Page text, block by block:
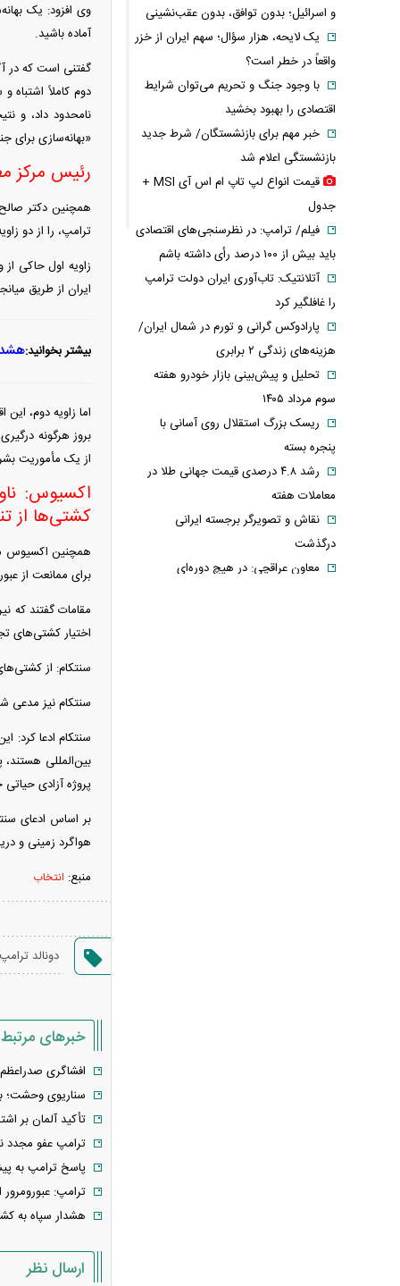
وی افزود: یک
آماده باشید.
دوم کاملاً اشتباه
نامحدود داد، و
«بهانه‌سازی برای
رئیس مرکز
همچنین دکتر
ترامپ، را از دو
زاویه اول حاکی
ایران از طریق
بیشتر بخوانید:
اما زاویه دوم،
بروز هرگونه
از یک مأموریت
اکسیوس:
کشتی‌ها از
همچنین اکسیوس
برای ممانعت از
مقامات گفتند که
اختیار کشتی‌های
سنتکام: از
سنتکام نیز مدعی شد: نیرو‌های سنتکام از ۴ مه، برای بازگرداندن
سنتکام ادعا کرد:
بین‌المللی
پروژه آزادی
هواگرد زمینی و دریایی،
منبع: انتخاب
دونالد ترامپ
خبرهای مرتبط
افشاگری
سناریوی وحشت؛ بستن
تأکید آلمان بر
ترامپ عفو مجدد
پاسخ ترامپ به
ترامپ:
هشدار سپاه به
ارسال نظر
و اسرائیل؛ بدون توافق، بدون عقب‌نشینی
یک لایحه، هزار سؤال؛ سهم ایران از خزر
واقعاً در خطر است؟
با وجود جنگ و تحریم می‌توان شرایط
اقتصادی را بهبود بخشید
خبر مهم برای بازنشستگان/ شرط جدید
بازنشستگی اعلام شد
قیمت انواع لپ تاپ ام اس آی MSI +
جدول
فیلم/ ترامپ: در نظرسنجی‌های اقتصادی
باید بیش از ۱۰۰ درصد رأی داشته باشم
آتلانتیک: تاب‌آوری ایران دولت ترامپ
را غافلگیر کرد
پارادوکس گرانی و تورم در شمال ایران/
هزینه‌های زندگی ۲ برابری
تحلیل و پیش‌بینی بازار خودرو هفته
سوم مرداد ۱۴۰۵
ریسک بزرگ استقلال روی آسانی با
پنجره بسته
رشد ۴.۸ درصدی قیمت جهانی طلا در
معاملات هفته
نقاش و تصویرگر برجسته ایرانی
درگذشت
معاون عراقچی: در هیچ دوره‌ای